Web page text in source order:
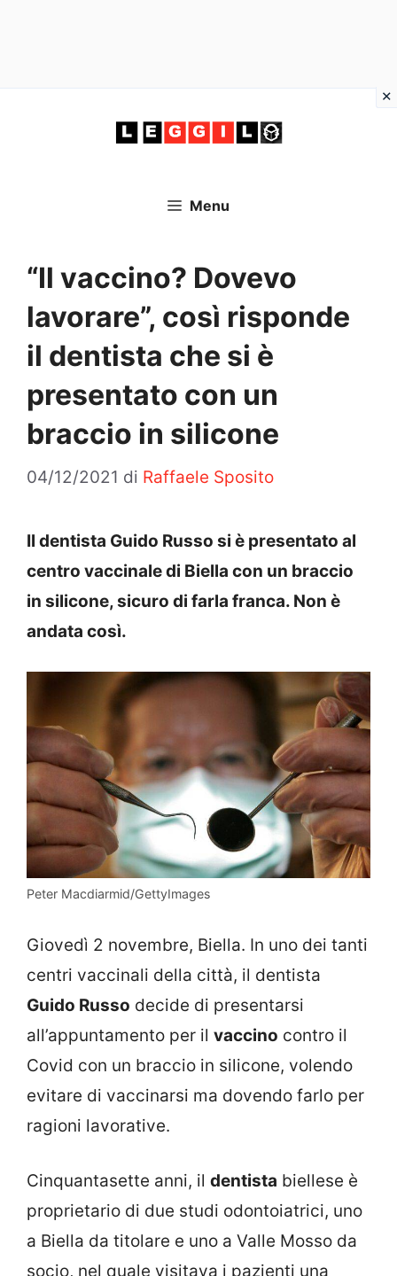
Menu
“Il vaccino? Dovevo
lavorare”, così risponde
il dentista che si è
presentato con un
braccio in silicone
04/12/2021 di Raffaele Sposito
Il dentista Guido Russo si è presentato al
centro vaccinale di Biella con un braccio
in silicone, sicuro di farla franca. Non è
andata così.
Peter Macdiarmid/GettyImages
Giovedì 2 novembre, Biella. In uno dei tanti
centri vaccinali della città, il dentista
Guido Russo decide di presentarsi
all’appuntamento per il vaccino contro il
Covid con un braccio in silicone, volendo
evitare di vaccinarsi ma dovendo farlo per
ragioni lavorative.
Cinquantasette anni, il dentista biellese è
proprietario di due studi odontoiatrici, uno
a Biella da titolare e uno a Valle Mosso da
socio, nel quale visitava i pazienti una